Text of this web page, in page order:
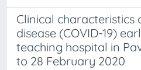
Clinical characteristics
disease (COVID-19)
teaching hospital in
to 28 February 2020